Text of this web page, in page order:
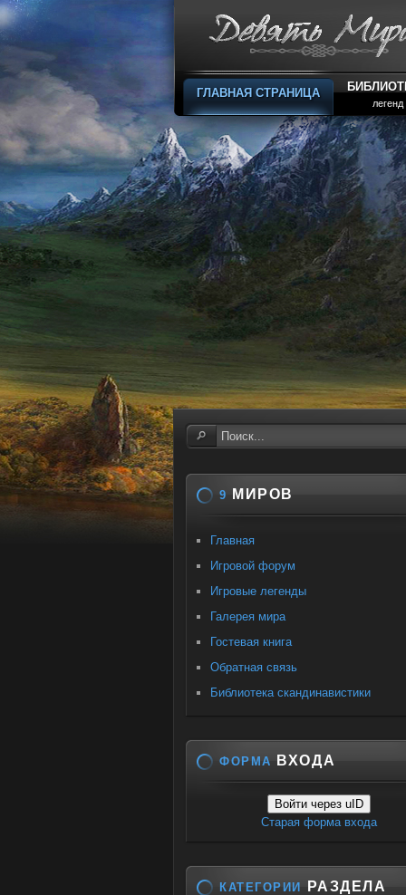
ГЛАВНАЯ СТРАНИЦА
легенд
9 МИРОВ
Главная
Игровой форум
Игровые легенды
Галерея мира
Гостевая книга
Обратная связь
Библиотека скандинавистики
ФОРМА ВХОДА
Войти через uID
Старая форма входа
КАТЕГОРИИ РАЗДЕЛА